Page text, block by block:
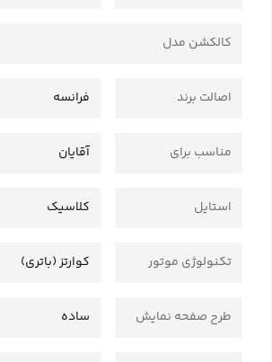
کالکشن مدل
اصالت برند فرانسه
مناسب برای آقایان
استایل کلاسیک
تکنولوژی موتور کوارتز (باتری)
طرح صفحه نمایش ساده